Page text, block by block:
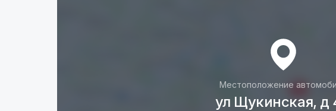
Местоположение
ул Щукинская, д